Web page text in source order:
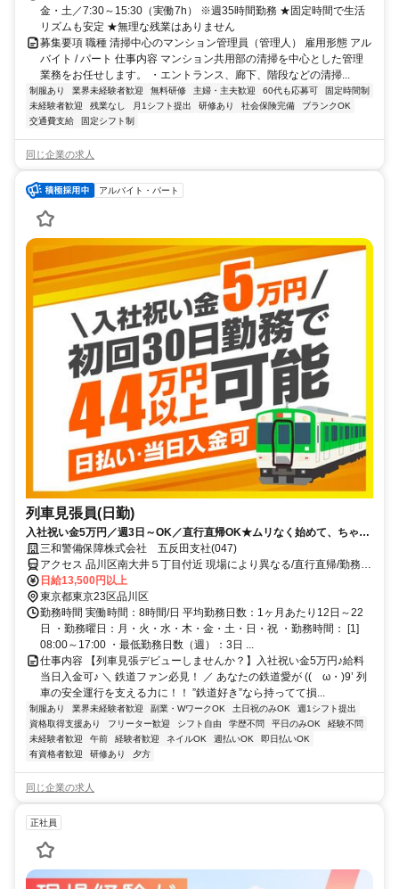
金・土／7:30～15:30（実働7h） ※週35時間勤務 ★固定時間で生活
リズムも安定 ★無理な残業はありません
募集要項 職種 清掃中心のマンション管理員（管理人） 雇用形態 アル
バイト / パート 仕事内容 マンション共用部の清掃を中心とした管理
業務をお任せします。 ・エントランス、廊下、階段などの清掃...
制服あり 業界未経験者歓迎 無料研修 主婦・主夫歓迎 60代も応募可
固定時間制
未経験者歓迎
残業なし 月1シフト提出 研修あり 社会保険完備
ブランクOK
交通費支給
固定シフト制
同じ企業の求人
アルバイト・パート
列車見張員(日勤)
入社祝い金5万円／週3日～OK／直行直帰OK★ムリなく始めて、ちゃん
と稼げる警備。
三和警備保障株式会社 五反田支社(047)
アクセス 品川区南大井５丁目付近 現場により異なる/直行直帰/勤務地
相談可 ■電話面接■来社不要■即日勤務
日給13,500円以上
東京都東京23区品川区
勤務時間 実働時間：8時間/日 平均勤務日数：1ヶ月あたり12日～22
日 ・勤務曜日：月・火・水・木・金・土・日・祝 ・勤務時間： [1]
08:00～17:00 ・最低勤務日数（週）：3日 ...
仕事内容 【列車見張デビューしませんか？】入社祝い金5万円♪給料
当日入金可♪ ＼ 鉄道ファン必見！ ／ あなたの鉄道愛が ((ゝω・)9’ 列
車の安全運行を支える力に！！ ”鉄道好き”なら持ってて損...
制服あり 業界未経験者歓迎 副業・WワークOK 土日祝のみOK
週1シフト提出
資格取得支援あり
フリーター歓迎 シフト自由 学歴不問 平日のみOK
経験不問
未経験者歓迎
午前 経験者歓迎 ネイルOK 週払いOK
即日払いOK
有資格者歓迎
研修あり 夕方
同じ企業の求人
正社員